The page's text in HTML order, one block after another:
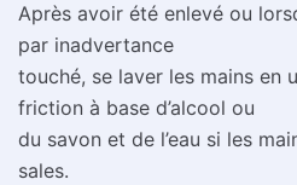
Après avoir été enlevé ou
par inadvertance
touché, se laver les mains en
friction à base d’alcool ou
du savon et de l’eau si les
sales.